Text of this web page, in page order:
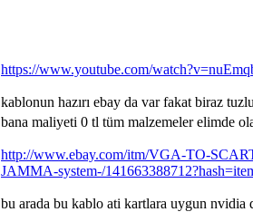
https://www.youtube.com/
kablonun hazırı ebay da var fakat biraz
bana maliyeti 0 tl tüm malzemeler elimde
http://www.ebay.com/itm/VGA-TO-
JAMMA-system-/
bu arada bu kablo ati kartlara uygun nvidia